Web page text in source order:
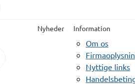
Nyheder Information
Om os
Nyttige links